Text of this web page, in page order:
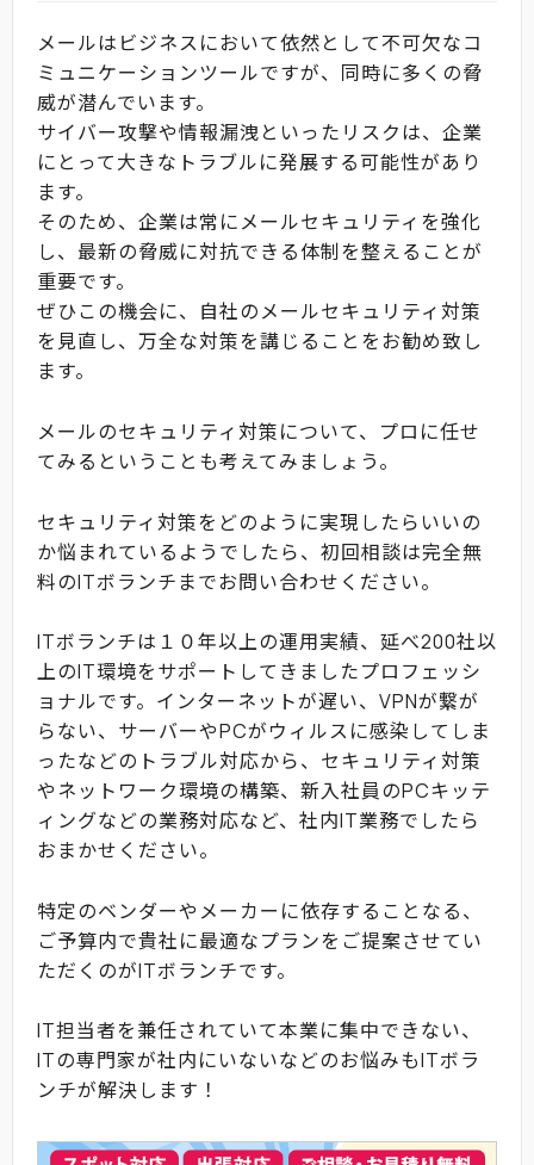
メールはビジネスにおいて依然として不可欠なコ
ミュニケーションツールですが、同時に多くの脅
威が潜んでいます。
サイバー攻撃や情報漏洩といったリスクは、企業
にとって大きなトラブルに発展する可能性があり
ます。
そのため、企業は常にメールセキュリティを強化
し、最新の脅威に対抗できる体制を整えることが
重要です。
ぜひこの機会に、自社のメールセキュリティ対策
を見直し、万全な対策を講じることをお勧め致し
ます。
メールのセキュリティ対策について、プロに任せ
てみるということも考えてみましょう。
セキュリティ対策をどのように実現したらいいの
か悩まれているようでしたら、初回相談は完全無
料のITボランチまでお問い合わせください。
ITボランチは１０年以上の運用実績、延べ200社以
上のIT環境をサポートしてきましたプロフェッシ
ョナルです。インターネットが遅い、VPNが繋が
らない、サーバーやPCがウィルスに感染してしま
ったなどのトラブル対応から、セキュリティ対策
やネットワーク環境の構築、新入社員のPCキッテ
ィングなどの業務対応など、社内IT業務でしたら
おまかせください。
特定のベンダーやメーカーに依存することなる、
ご予算内で貴社に最適なプランをご提案させてい
ただくのがITボランチです。
IT担当者を兼任されていて本業に集中できない、
ITの専門家が社内にいないなどのお悩みもITボラ
ンチが解決します！